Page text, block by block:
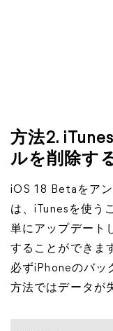
方法2.
ルを削除す
iOS 18 Betaをア
は、iTunesを使う
単にアップデート
することができま
必ずiPhoneのバッ
方法ではデータが